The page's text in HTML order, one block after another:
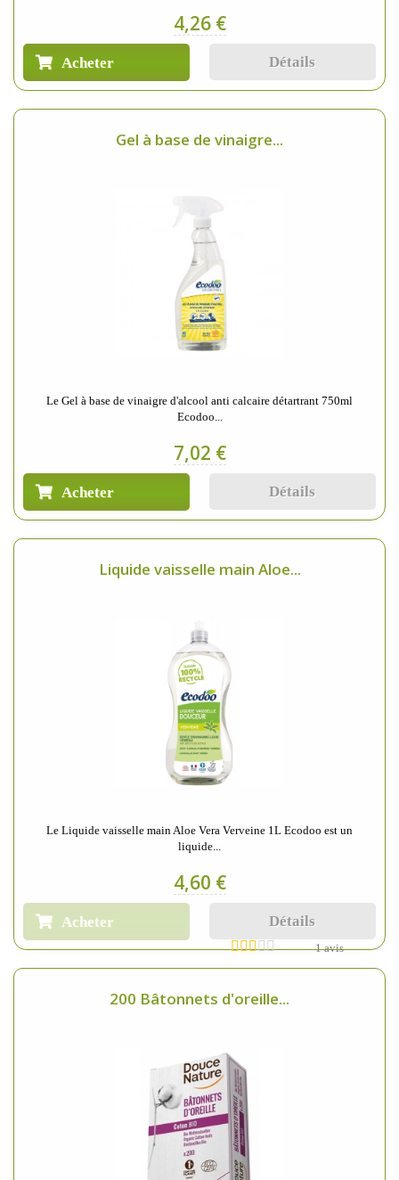
4,26 €
Acheter Détails
Gel à base de vinaigre...
Le Gel à base de vinaigre d'alcool anti calcaire détartrant 750ml
Ecodoo...
7,02 €
Acheter Détails
Liquide vaisselle main Aloe...
Le Liquide vaisselle main Aloe Vera Verveine 1L Ecodoo est un
liquide...
4,60 €
Acheter Détails
1 avis
200 Bâtonnets d'oreille...